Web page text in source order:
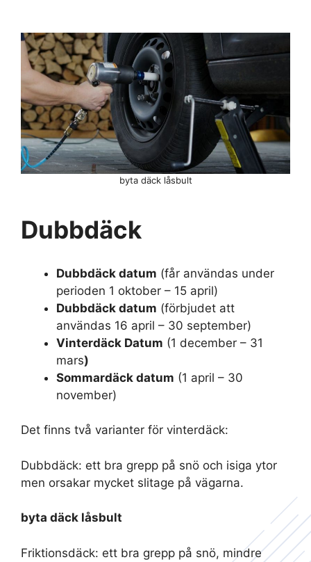
byta däck låsbult
Dubbdäck
Dubbdäck datum (får användas under
perioden 1 oktober – 15 april)
Dubbdäck datum (förbjudet att
användas 16 april – 30 september)
Vinterdäck Datum (1 december – 31
mars)
Sommardäck datum (1 april – 30
november)
Det finns två varianter för vinterdäck:
Dubbdäck: ett bra grepp på snö och isiga ytor
men orsakar mycket slitage på vägarna.
byta däck låsbult
Friktionsdäck: ett bra grepp på snö, mindre